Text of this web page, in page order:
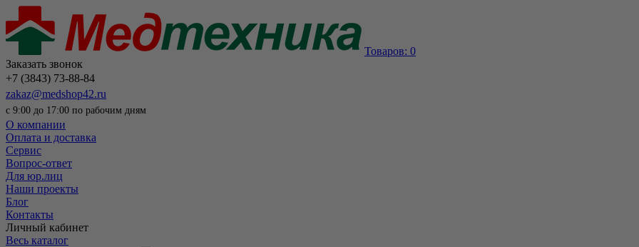
Товаров: 0
Заказать звонок
+7 (3843) 73-88-84
zakaz@medshop42.ru
с 9:00 до 17:00 по рабочим дням
О компании
Оплата и доставка
Сервис
Вопрос-ответ
Для юр.лиц
Наши проекты
Блог
Контакты
Личный кабинет
Весь каталог